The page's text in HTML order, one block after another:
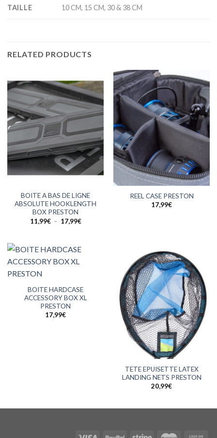
TAILLE 10 CM, 15 CM, 30 & 38 CM
RELATED PRODUCTS
BOITE A BAS DE LIGNE
ABSOLUTE HOOKLENGTH
BOX PRESTON
11,99€ – 17,99€Plage
à
17,99€
REEL CASE PRESTON
17,99€
BOITE HARDCASE
ACCESSORY BOX XL
PRESTON
17,99€
TETE EPUISETTE LATEX
LANDING NETS PRESTON
20,99€